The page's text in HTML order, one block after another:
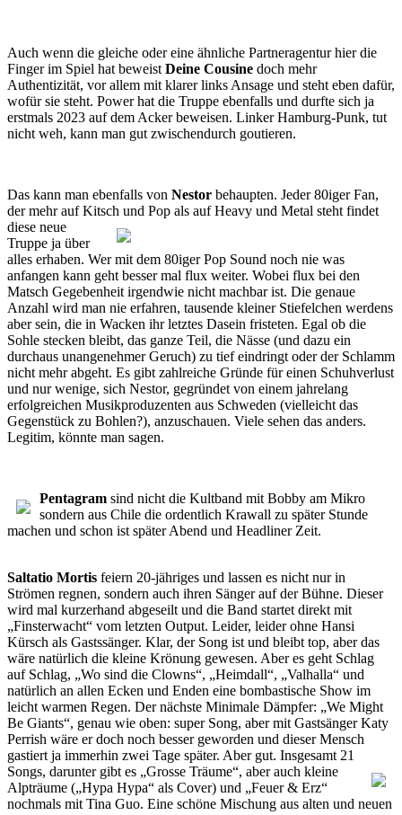
Auch wenn die gleiche oder eine ähnliche Partneragentur hier die
Finger im Spiel hat beweist Deine Cousine doch mehr
Authentizität, vor allem mit klarer links Ansage und steht eben dafür,
wofür sie steht. Power hat die Truppe ebenfalls und durfte sich ja
erstmals 2023 auf dem Acker beweisen. Linker Hamburg-Punk, tut
nicht weh, kann man gut zwischendurch goutieren.
Das kann man ebenfalls von Nestor behaupten. Jeder 80iger Fan,
der mehr auf Kitsch und Pop als auf Heavy und Metal steht findet
diese neue
Truppe ja über
alles erhaben. Wer mit dem 80iger Pop Sound noch nie was
anfangen kann geht besser mal flux weiter. Wobei flux bei den
Matsch Gegebenheit irgendwie nicht machbar ist. Die genaue
Anzahl wird man nie erfahren, tausende kleiner Stiefelchen werdens
aber sein, die in Wacken ihr letztes Dasein fristeten. Egal ob die
Sohle stecken bleibt, das ganze Teil, die Nässe (und dazu ein
durchaus unangenehmer Geruch) zu tief eindringt oder der Schlamm
nicht mehr abgeht. Es gibt zahlreiche Gründe für einen Schuhverlust
und nur wenige, sich Nestor, gegründet von einem jahrelang
erfolgreichen Musikproduzenten aus Schweden (vielleicht das
Gegenstück zu Bohlen?), anzuschauen. Viele sehen das anders.
Legitim, könnte man sagen.
Pentagram sind nicht die Kultband mit Bobby am Mikro
sondern aus Chile die ordentlich Krawall zu später Stunde
machen und schon ist später Abend und Headliner Zeit.
Saltatio Mortis feiern 20-jähriges und lassen es nicht nur in
Strömen regnen, sondern auch ihren Sänger auf der Bühne. Dieser
wird mal kurzerhand abgeseilt und die Band startet direkt mit
„Finsterwacht“ vom letzten Output. Leider, leider ohne Hansi
Kürsch als Gastssänger. Klar, der Song ist und bleibt top, aber das
wäre natürlich die kleine Krönung gewesen. Aber es geht Schlag
auf Schlag, „Wo sind die Clowns“, „Heimdall“, „Valhalla“ und
natürlich an allen Ecken und Enden eine bombastische Show im
leicht warmen Regen. Der nächste Minimale Dämpfer: „We Might
Be Giants“, genau wie oben: super Song, aber mit Gastsänger Katy
Perrish wäre er doch noch besser geworden und dieser Mensch
gastiert ja immerhin zwei Tage später. Aber gut. Insgesamt 21
Songs, darunter gibt es „Grosse Träume“, aber auch kleine
Alpträume („Hypa Hypa“ als Cover) und „Feuer & Erz“
nochmals mit Tina Guo. Eine schöne Mischung aus alten und neuen